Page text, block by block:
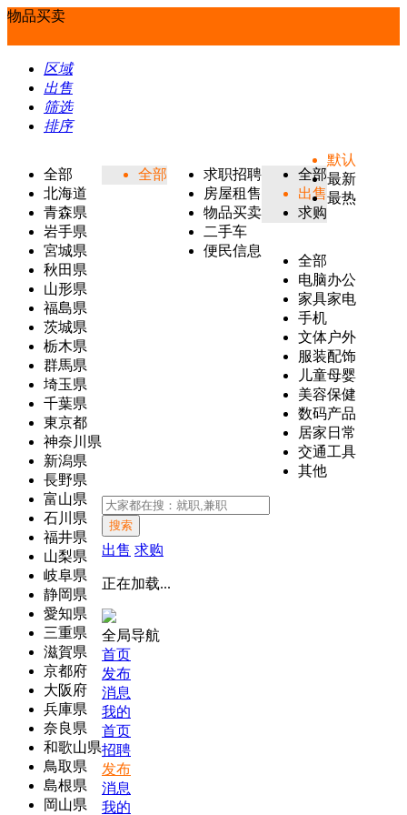
物品买卖
区域
出售
筛选
排序
全部
北海道
青森県
岩手県
宮城県
秋田県
山形県
福島県
茨城県
栃木県
群馬県
埼玉県
千葉県
東京都
神奈川県
新潟県
長野県
富山県
石川県
福井県
山梨県
岐阜県
静岡県
愛知県
三重県
滋賀県
京都府
大阪府
兵庫県
奈良県
和歌山県
鳥取県
島根県
岡山県
全部
求职招聘
房屋租售
物品买卖
二手车
便民信息
全部
出售
求购
全部
电脑办公
家具家电
手机
文体户外
服装配饰
儿童母婴
美容保健
数码产品
居家日常
交通工具
其他
默认
最新
最热
搜索
出售 求购
正在加载...
全局导航
首页
发布
消息
我的
首页
招聘
发布
消息
我的